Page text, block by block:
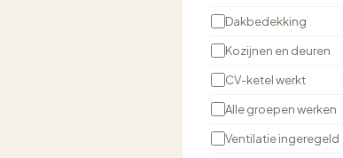
Dakbedekking
Kozijnen en deuren
CV-ketel werkt
Alle groepen werken
Ventilatie ingeregeld